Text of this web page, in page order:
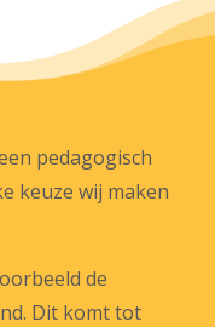
pedagogisch
keuze wij maken
de
Dit komt tot